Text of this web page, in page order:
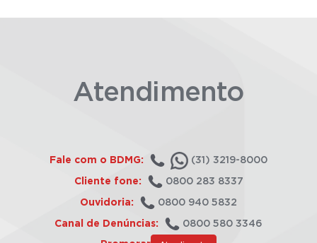
Atendimento
Fale com o BDMG: (31) 3219-8000
Cliente fone: 0800 283 8337
Ouvidoria: 0800 940 5832
Canal de Denúncias: 0800 580 3346